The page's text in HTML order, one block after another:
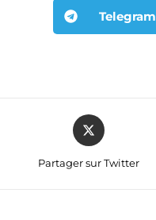
Telegram
Partager sur Twitter